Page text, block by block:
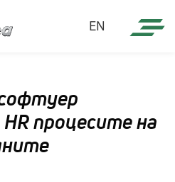
EN
процесите на